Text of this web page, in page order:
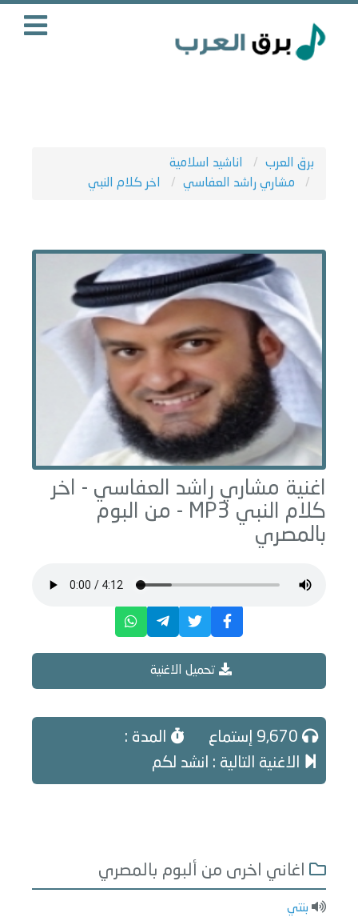
برق العرب
اناشيد اسلامية
مشاري راشد العفاسي
اخر كلام النبي
اغنية مشاري راشد العفاسي - اخر
كلام النبي
بالمصري
تحميل الاغنية
المدة :
الاغنية التالية : انشد لكم
اغاني اخرى من ألبوم بالمصري
بنتي